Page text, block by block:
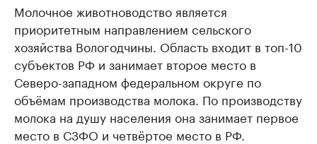
Молочное животноводство является
приоритетным направлением сельского
хозяйства Вологодчины. Область входит в топ-10
субъектов РФ и занимает второе место в
Северо-западном федеральном округе по
объёмам производства молока. По производству
молока на душу населения она занимает первое
место в СЗФО и четвёртое место в РФ.